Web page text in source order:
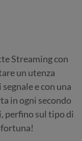
Streaming con
un utenza
e con una
in ogni secondo
perfino sul tipo di
fortuna!